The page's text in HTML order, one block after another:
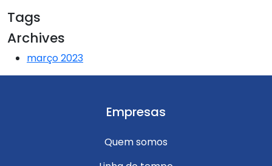
Tags
Archives
março 2023
Empresas
Quem somos